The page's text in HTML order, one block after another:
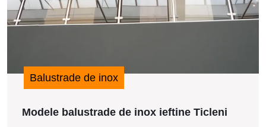
Balustrade de inox
Modele balustrade de inox ieftine Ticleni